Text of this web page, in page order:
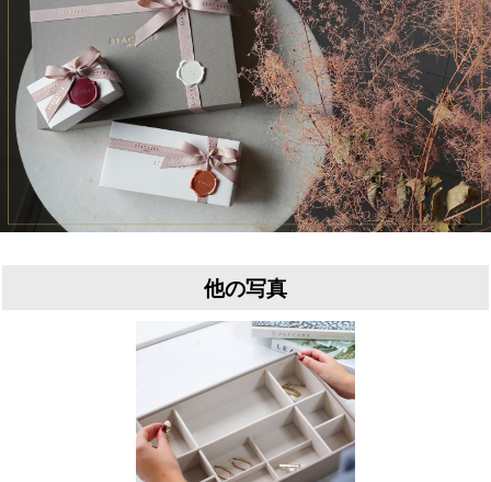
他の写真